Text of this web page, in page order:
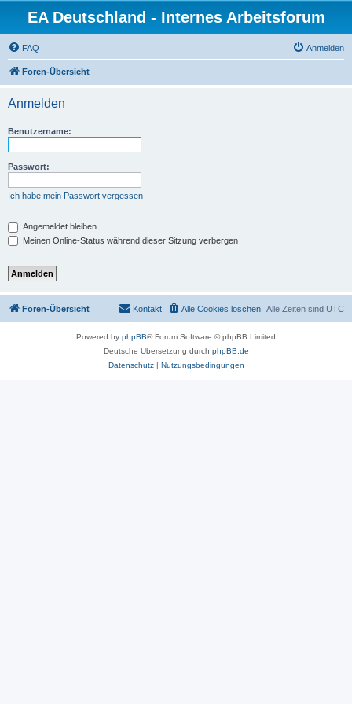
EA Deutschland - Internes Arbeitsforum
FAQ Anmelden
Foren-Übersicht
Anmelden
Benutzername:
Passwort:
Ich habe mein Passwort vergessen
Angemeldet bleiben
Meinen Online-Status während dieser Sitzung verbergen
Foren-Übersicht Alle Zeiten sind UTC
Alle Cookies löschen
Kontakt
Powered by phpBB® Forum Software © phpBB Limited
Deutsche Übersetzung durch phpBB.de
Datenschutz| Nutzungsbedingungen